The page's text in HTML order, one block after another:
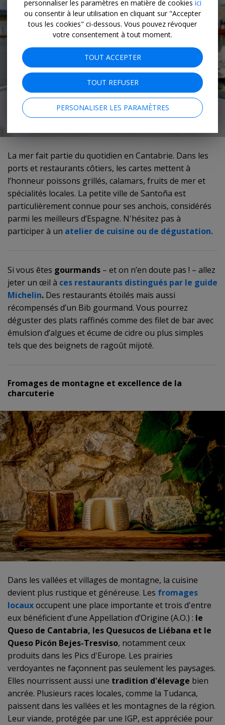
La mer fait partie du quotidien en Cantabrie. Dans les
ports et restaurants côtiers, les cartes mettent à
l’honneur poissons grillés, calamars, fruits de mer et
spécialités locales. La petite ville de Santoña est
particulièrement connue pour ses anchois, considérés
parmi les meilleurs d’Espagne. N'hésitez pas à
participer à un atelier de cuisine ou de dégustation.
Si vous êtes gourmands – et on n’en doute pas ! – allez
jeter un œil à ces restaurants distingués par le guide
Michelin. Des restaurants étoilés mais aussi
récompensés d’un Bib gourmand. Vous pourrez
déguster des plats raffinés comme des filet de bar avec
émulsion d’algues et écume de cidre ou plus simples
tels que des beignets de ragoût mijoté.
Fromages de montagne et excellence de la
charcuterie
Dans les vallées et villages de montagne, la cuisine
devient plus rustique et généreuse. Les fromages
locauxoccupent une place importante et trois d'entre
eux bénéficient d’une Appellation d’Origine (A.O.) : le
Queso de Cantabria, les Quesucos de Liébana et le
Queso Picón Bejes-Tresviso, notamment ceux
produits dans les Pics d'Europe. Les prairies
verdoyantes ne façonnent pas seulement les paysages.
Elles nourrissent aussi une tradition d'élevage bien
ancrée. Plusieurs races locales, comme la Tudanca,
paissent dans les vallées et les montagnes de la région.
Leur viande, protégée par une IGP, est appréciée pour
personnaliser les paramètres en matière de cookies ici
ou consentir à leur utilisation en cliquant sur "Accepter
tous les cookies" ci-dessous. Vous pouvez révoquer
votre consentement à tout moment.
TOUT ACCEPTER
TOUT REFUSER
PERSONALISER LES PARAMÈTRES